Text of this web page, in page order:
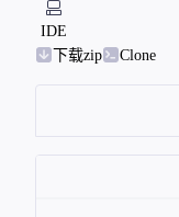
IDE
下载zip
Clone